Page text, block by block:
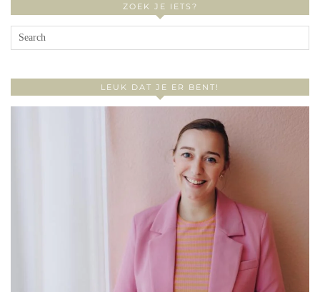
ZOEK JE IETS?
LEUK DAT JE ER BENT!